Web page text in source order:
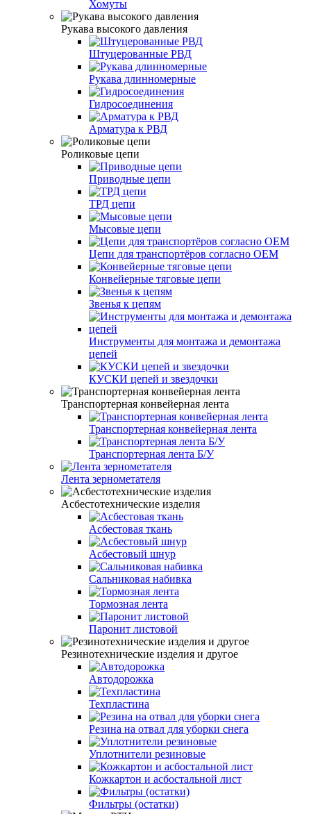
Хомуты
Рукава высокого давления
Штуцерованные РВД
Рукава длинномерные
Гидросоединения
Арматура к РВД
Роликовые цепи
Приводные цепи
ТРД цепи
Мысовые цепи
Цепи для транспортёров согласно ОЕМ
Конвейерные тяговые цепи
Звенья к цепям
Инструменты для монтажа и демонтажа
цепей
КУСКИ цепей и звездочки
Транспортерная конвейерная лента
Транспортерная конвейерная лента
Транспортерная лента Б/У
Лента зернометателя
Асбестотехнические изделия
Асбестовая ткань
Асбестовый шнур
Сальниковая набивка
Тормозная лента
Паронит листовой
Резинотехнические изделия и другое
Автодорожка
Техпластина
Резина на отвал для уборки снега
Уплотнители резиновые
Кожкартон и асбостальной лист
Фильтры (остатки)